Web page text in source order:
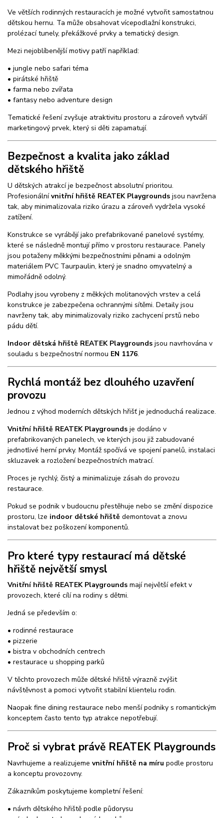
Ve větších rodinných restauracích je možné vytvořit samostatnou
dětskou hernu. Ta může obsahovat vícepodlažní konstrukci,
prolézací tunely, překážkové prvky a tematický design.
Mezi nejoblíbenější motivy patří například:
• jungle nebo safari téma
• pirátské hřiště
• farma nebo zvířata
• fantasy nebo adventure design
Tematické řešení zvyšuje atraktivitu prostoru a zároveň vytváří
marketingový prvek, který si děti zapamatují.
Bezpečnost a kvalita jako základ
dětského hřiště
U dětských atrakcí je bezpečnost absolutní prioritou.
Profesionálnívnitřní hřiště REATEK Playgrounds jsou navržena
tak, aby minimalizovala riziko úrazu a zároveň vydržela vysoké
zatížení.
Konstrukce se vyrábějí jako prefabrikované panelové systémy,
které se následně montují přímo v prostoru restaurace. Panely
jsou potaženy měkkými bezpečnostními pěnami a odolným
materiálem PVC Taurpaulin, který je snadno omyvatelný a
mimořádně odolný.
Podlahy jsou vyrobeny z měkkých molitanových vrstev a celá
konstrukce je zabezpečena ochrannými sítěmi. Detaily jsou
navrženy tak, aby minimalizovaly riziko zachycení prstů nebo
pádu dětí.
Indoor dětská hřiště REATEK Playgrounds jsou navrhována v
souladu s bezpečnostní normou EN 1176.
Rychlá montáž bez dlouhého uzavření
provozu
Jednou z výhod moderních dětských hřišť je jednoduchá realizace.
Vnitřní hřiště REATEK Playgrounds je dodáno v
prefabrikovaných panelech, ve kterých jsou již zabudované
jednotlivé herní prvky. Montáž spočívá ve spojení panelů, instalaci
skluzavek a rozložení bezpečnostních matrací.
Proces je rychlý, čistý a minimalizuje zásah do provozu
restaurace.
Pokud se podnik v budoucnu přestěhuje nebo se změní dispozice
prostoru, lze indoor dětské hřiště demontovat a znovu
instalovat bez poškození komponentů.
Pro které typy restaurací má dětské
hřiště největší smysl
Vnitřní hřiště REATEK Playgrounds mají největší efekt v
provozech, které cílí na rodiny s dětmi.
Jedná se především o:
• rodinné restaurace
• pizzerie
• bistra v obchodních centrech
• restaurace u shopping parků
V těchto provozech může dětské hřiště výrazně zvýšit
návštěvnost a pomoci vytvořit stabilní klientelu rodin.
Naopak fine dining restaurace nebo menší podniky s romantickým
konceptem často tento typ atrakce nepotřebují.
Proč si vybrat právě REATEK Playgrounds
Navrhujeme a realizujeme vnitřní hřiště na míru podle prostoru
a konceptu provozovny.
Zákazníkům poskytujeme kompletní řešení:
• návrh dětského hřiště podle půdorysu